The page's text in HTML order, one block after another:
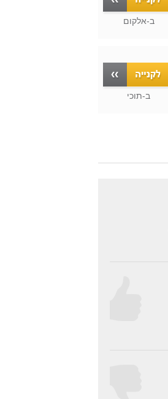
ב-אלקום
ב-תוכי